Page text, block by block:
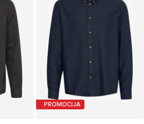
PROMOCIJA